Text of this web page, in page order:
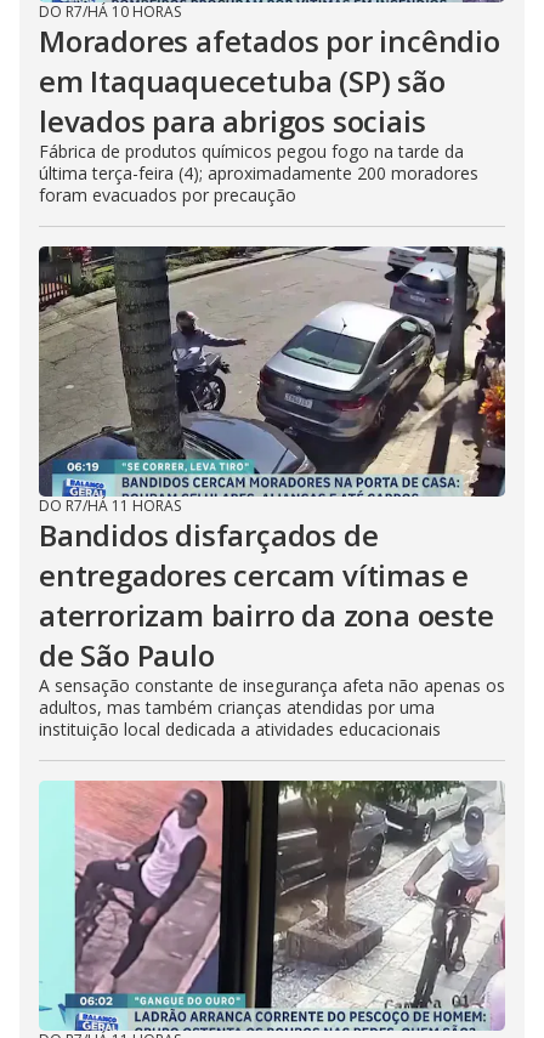
DO R7/HÁ 10 HORAS
Moradores afetados por incêndio
em Itaquaquecetuba (SP) são
levados para abrigos sociais
Fábrica de produtos químicos pegou fogo na tarde da
última terça-feira (4); aproximadamente 200 moradores
foram evacuados por precaução
DO R7/HÁ 11 HORAS
Bandidos disfarçados de
entregadores cercam vítimas e
aterrorizam bairro da zona oeste
de São Paulo
A sensação constante de insegurança afeta não apenas os
adultos, mas também crianças atendidas por uma
instituição local dedicada a atividades educacionais